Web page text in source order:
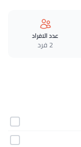
عدد الافراد
2 فرد